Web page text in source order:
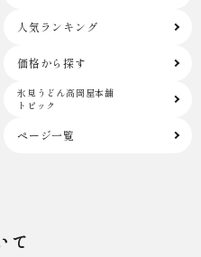
人気ランキング
価格から探す
氷見うどん高岡屋本舗
トピック
ページ一覧
て